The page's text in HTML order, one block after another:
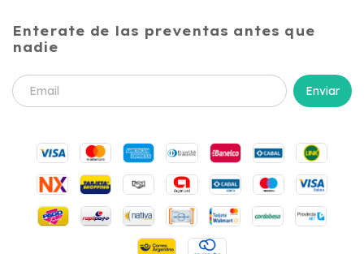
Enterate de las preventas antes que
nadie